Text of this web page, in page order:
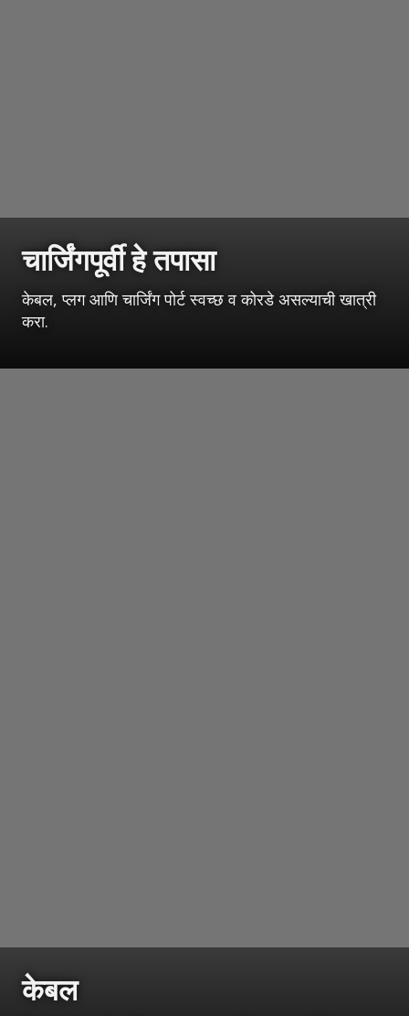
चार्जिंगपूर्वी हे तपासा
केबल, प्लग आणि चार्जिंग पोर्ट स्वच्छ व कोरडे असल्याची खात्री
करा.
केबल